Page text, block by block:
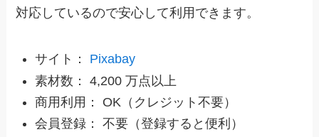
対応しているので安心して利用できます。
サイト： Pixabay
素材数： 4,200 万点以上
商用利用： OK（クレジット不要）
会員登録： 不要（登録すると便利）